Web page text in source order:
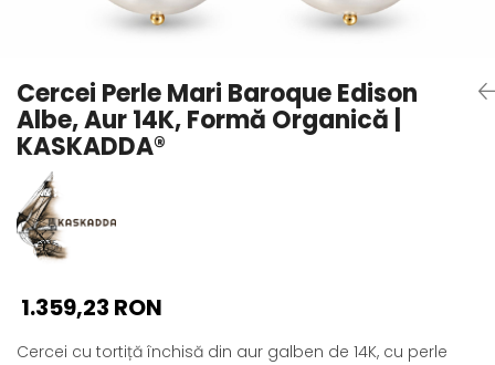
Seturi Perle cu Argint
Pandantive cu Perle
Brose cu Perle
Cercei Perle Mari Baroque Edison
Albe, Aur 14K, Formă Organică |
KASKADDA®
1.359,23 RON
Cercei cu tortiță închisă din aur galben de 14K, cu perle